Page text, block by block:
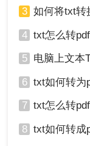
3 如何将txt转
4 txt怎么转pdf
5 电脑上文本
6 txt如何转为
7 txt怎么转
8 txt如何转成